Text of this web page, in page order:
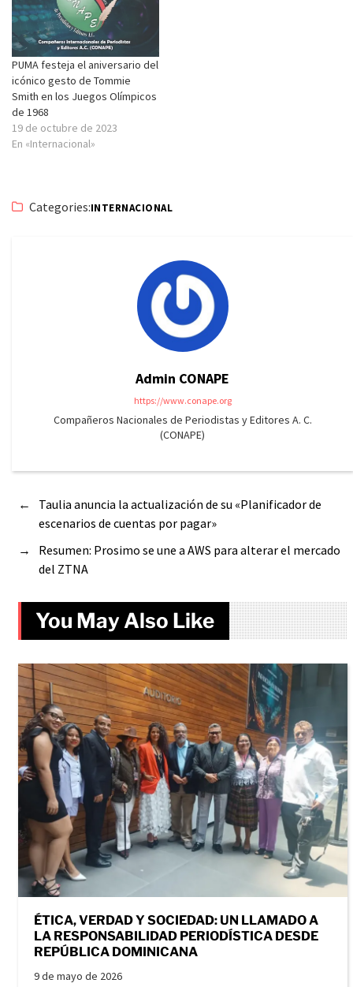
PUMA festeja el aniversario del
icónico gesto de Tommie
Smith en los Juegos Olímpicos
de 1968
19 de octubre de 2023
En «Internacional»
Categories:INTERNACIONAL
Admin CONAPE
https://www.conape.org
Compañeros Nacionales de Periodistas y Editores A. C.
(CONAPE)
←
Taulia anuncia la actualización de su «Planificador de
escenarios de cuentas por pagar»
→
Resumen: Prosimo se une a AWS para alterar el mercado
del ZTNA
You May Also Like
ÉTICA, VERDAD Y SOCIEDAD: UN LLAMADO A
LA RESPONSABILIDAD PERIODÍSTICA DESDE
REPÚBLICA DOMINICANA
9 de mayo de 2026